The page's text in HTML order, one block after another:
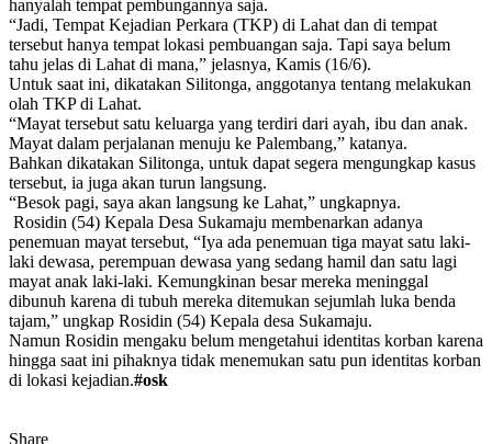
hanyalah tempat pembungannya saja.
“Jadi, Tempat Kejadian Perkara (TKP) di Lahat dan di tempat
tersebut hanya tempat lokasi pembuangan saja. Tapi saya belum
tahu jelas di Lahat di mana,” jelasnya, Kamis (16/6).
Untuk saat ini, dikatakan Silitonga, anggotanya tentang melakukan
olah TKP di Lahat.
“Mayat tersebut satu keluarga yang terdiri dari ayah, ibu dan anak.
Mayat dalam perjalanan menuju ke Palembang,” katanya.
Bahkan dikatakan Silitonga, untuk dapat segera mengungkap kasus
tersebut, ia juga akan turun langsung.
“Besok pagi, saya akan langsung ke Lahat,” ungkapnya.
Rosidin (54) Kepala Desa Sukamaju membenarkan adanya
penemuan mayat tersebut, “Iya ada penemuan tiga mayat satu laki-
laki dewasa, perempuan dewasa yang sedang hamil dan satu lagi
mayat anak laki-laki. Kemungkinan besar mereka meninggal
dibunuh karena di tubuh mereka ditemukan sejumlah luka benda
tajam,” ungkap Rosidin (54) Kepala desa Sukamaju.
Namun Rosidin mengaku belum mengetahui identitas korban karena
hingga saat ini pihaknya tidak menemukan satu pun identitas korban
di lokasi kejadian.#osk
Share